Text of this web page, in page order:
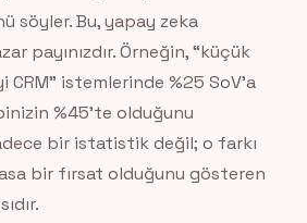
söyler. Bu, yapay zeka
payınızdır. Örneğin, “küçük
istemlerinde %25 SoV’a
%45’te olduğunu
bir istatistik değil; o farkı
bir fırsat olduğunu gösteren